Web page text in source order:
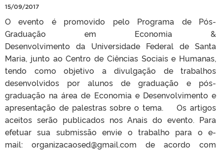
15/09/2017
O evento é promovido pelo Programa de Pós-
Graduação em Economia &
Desenvolvimento da Universidade Federal de Santa
Maria, junto ao Centro de Ciências Sociais e Humanas,
tendo como objetivo a divulgação de trabalhos
desenvolvidos por alunos de graduação e pós-
graduação na área de Economia e Desenvolvimento e
apresentação de palestras sobre o tema. Os artigos
aceitos serão publicados nos Anais do evento. Para
efetuar sua submissão envie o trabalho para o e-
mail: organizacaosed@gmail.com de acordo com